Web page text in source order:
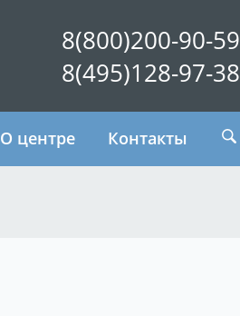
8(800)200-90-59
8(495)128-97-38
О центре Контакты